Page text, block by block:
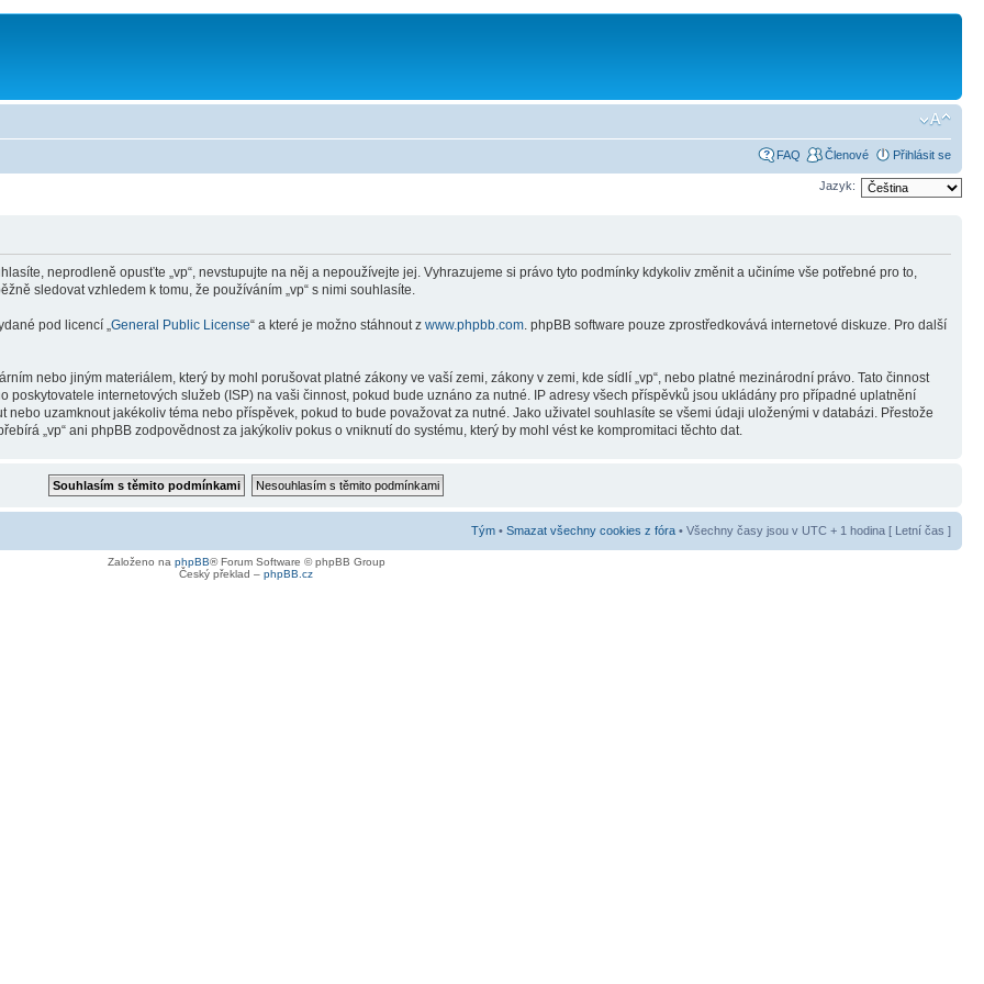
FAQ Členové Přihlásit se
Jazyk:
neprodleně opusťte „vp“, nevstupujte na něj a nepoužívejte jej. Vyhrazujeme si právo tyto podmínky kdykoliv změnit a učiníme vše potřebné pro to,
sledovat vzhledem k tomu, že používáním „vp“ s nimi souhlasíte.
pod licencí „General Public License“ a které je možno stáhnout z www.phpbb.com. phpBB software pouze zprostředkovává internetové diskuze. Pro další
nebo jiným materiálem, který by mohl porušovat platné zákony ve vaší zemi, zákony v zemi, kde sídlí „vp“, nebo platné mezinárodní právo. Tato činnost
internetových služeb (ISP) na vaši činnost, pokud bude uznáno za nutné. IP adresy všech příspěvků jsou ukládány pro případné uplatnění
nebo uzamknout jakékoliv téma nebo příspěvek, pokud to bude považovat za nutné. Jako uživatel souhlasíte se všemi údaji uloženými v databázi. Přestože
„vp“ ani phpBB zodpovědnost za jakýkoliv pokus o vniknutí do systému, který by mohl vést ke kompromitaci těchto dat.
Tým • Smazat všechny cookies z fóra • Všechny časy jsou v UTC + 1 hodina [ Letní čas ]
Založeno na phpBB® Forum Software © phpBB Group
Český překlad – phpBB.cz